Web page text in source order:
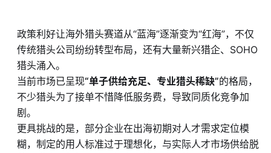
政策利好让海外猎头赛道从“蓝海”逐渐变为“红海”，不仅
传统猎头公司纷纷转型布局，还有大量新兴猎企、SOHO
猎头涌入。
当前市场已呈现“单子供给充足、专业猎头稀缺”的格局，
不少猎头为了接单不惜降低服务费，导致同质化竞争加
剧。
更具挑战的是，部分企业在出海初期对人才需求定位模
糊，制定的用人标准过于理想化，与实际人才市场供给脱